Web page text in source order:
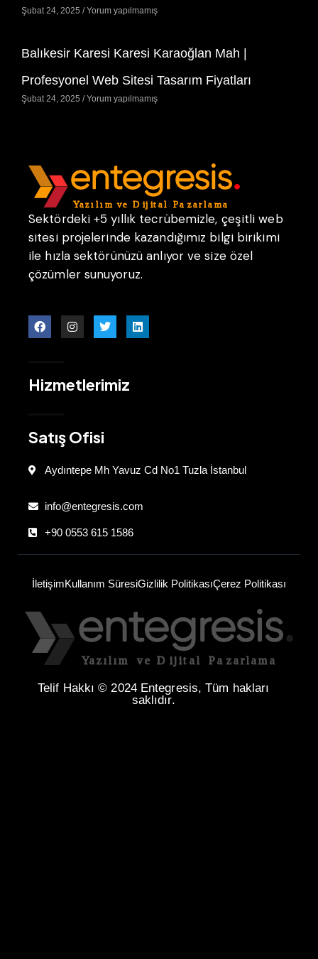
Şubat 24, 2025 Yorum yapılmamış
Balıkesir Karesi Karesi Karaoğlan Mah |
Profesyonel Web Sitesi Tasarım Fiyatları
Şubat 24, 2025 Yorum yapılmamış
Sektördeki +5 yıllık tecrübemizle, çeşitli web
sitesi projelerinde kazandığımız bilgi birikimi
ile hızla sektörünüzü anlıyor ve size özel
çözümler sunuyoruz.
Hizmetlerimiz
Satış Ofisi
Aydıntepe Mh Yavuz Cd No1 Tuzla İstanbul
info@entegresis.com
+90 0553 615 1586
İletişimKullanım SüresiGizlilik PolitikasıÇerez Politikası
Telif Hakkı © 2024 Entegresis, Tüm hakları
saklıdır.